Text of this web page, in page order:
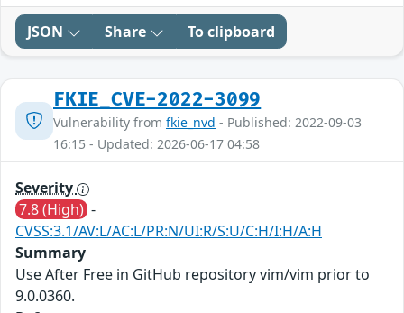
JSON Share To clipboard
FKIE_CVE-2022-3099
Vulnerability from fkie_nvd - Published: 2022-09-03
16:15 - Updated: 2026-06-17 04:58
Severity
7.8 (High) -
CVSS:3.1/AV:L/AC:L/PR:N/UI:R/S:U/C:H/I:H/A:H
Summary
Use After Free in GitHub repository vim/vim prior to
9.0.0360.